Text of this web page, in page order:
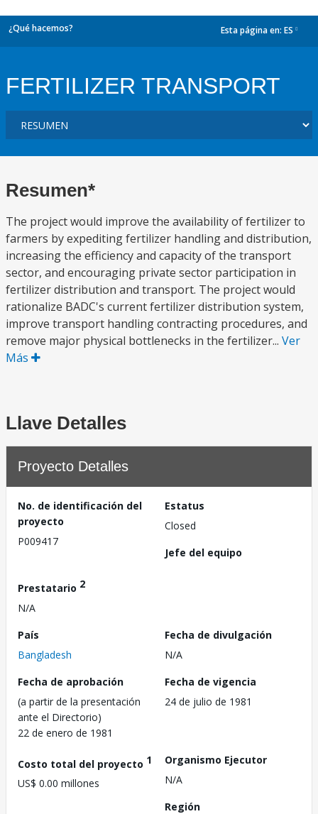
¿Qué hacemos? Esta página en: ES
FERTILIZER TRANSPORT
Resumen*
The project would improve the availability of fertilizer to
farmers by expediting fertilizer handling and distribution,
increasing the efficiency and capacity of the transport
sector, and encouraging private sector participation in
fertilizer distribution and transport. The project would
rationalize BADC's current fertilizer distribution system,
improve transport handling contracting procedures, and
remove major physical bottlenecks in the fertilizer... Ver
Más
Llave Detalles
Proyecto Detalles
No. de identificación del
proyecto
P009417
Estatus
Closed
Jefe del equipo
Prestatario 2
N/A
País
Bangladesh
Fecha de divulgación
N/A
Fecha de aprobación
(a partir de la presentación
ante el Directorio)
22 de enero de 1981
Fecha de vigencia
24 de julio de 1981
Costo total del proyecto 1
US$ 0.00 millones
Organismo Ejecutor
N/A
Región